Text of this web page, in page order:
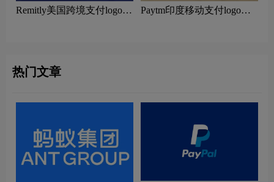
Remitly美国跨境支付logo设
Paytm印度移动支付logo设
热门文章